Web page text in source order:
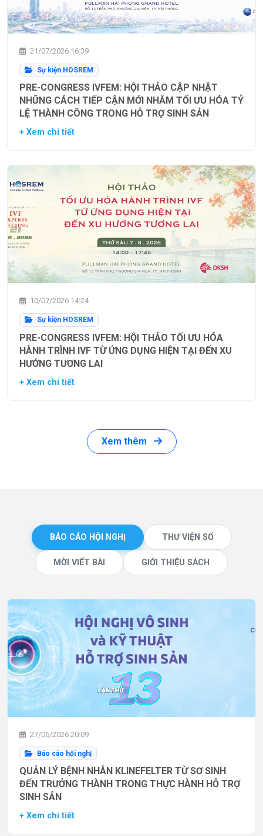
21/07/2026 16:39
Sự kiện HOSREM
PRE-CONGRESS IVFEM: HỘI THẢO CẬP NHẬT
NHỮNG CÁCH TIẾP CẬN MỚI NHẰM TỐI ƯU HÓA TỶ
LỆ THÀNH CÔNG TRONG HỖ TRỢ SINH SẢN
+ Xem chi tiết
10/07/2026 14:24
Sự kiện HOSREM
PRE-CONGRESS IVFEM: HỘI THẢO TỐI ƯU HÓA
HÀNH TRÌNH IVF TỪ ỨNG DỤNG HIỆN TẠI ĐẾN XU
HƯỚNG TƯƠNG LAI
+ Xem chi tiết
Xem thêm
BÁO CÁO HỘI NGHỊ THƯ VIỆN SỐ
MỜI VIẾT BÀI GIỚI THIỆU SÁCH
27/06/2026 20:09
Báo cáo hội nghị
QUẢN LÝ BỆNH NHÂN KLINEFELTER TỪ SƠ SINH
ĐẾN TRƯỞNG THÀNH TRONG THỰC HÀNH HỖ TRỢ
SINH SẢN
+ Xem chi tiết